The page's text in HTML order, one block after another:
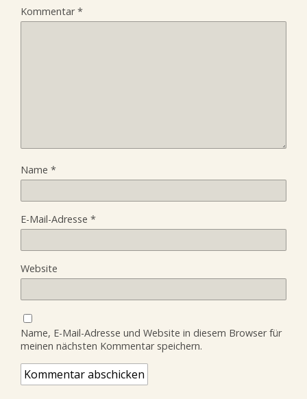
Kommentar*
Name *
E-Mail-Adresse *
Website
Name, E-Mail-Adresse und Website in diesem Browser für
meinen nächsten Kommentar speichern.